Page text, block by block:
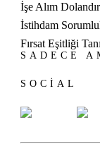
İşe Alım
İstihdam
Fırsat Eşitliği
SADECE
SOCIAL